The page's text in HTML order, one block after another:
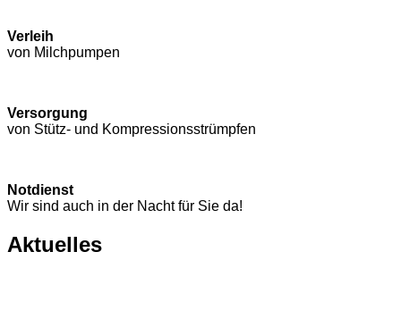
Verleih
von Milchpumpen
Versorgung
von Stütz- und Kompressions­strümpfen
Notdienst
Wir sind auch in der Nacht für Sie da!
Aktuelles